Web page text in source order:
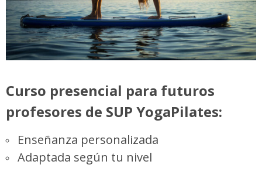
Curso presencial para futuros
profesores de SUP YogaPilates:
Enseñanza personalizada
Adaptada según tu nivel